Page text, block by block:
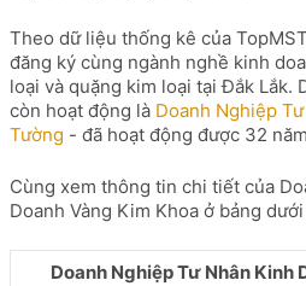
Theo dữ liệu thống kê của
đăng ký cùng ngành nghề kinh
loại và quặng kim loại tại Đắk Lắk.
còn hoạt động là Doanh Nghiệp
Tường - đã hoạt động được 32
Cùng xem thông tin chi tiết của
Doanh Vàng Kim Khoa ở bảng dưới
Doanh Nghiệp Tư Nhân Kinh